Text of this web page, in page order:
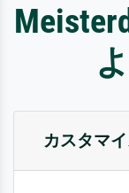
カスタマ